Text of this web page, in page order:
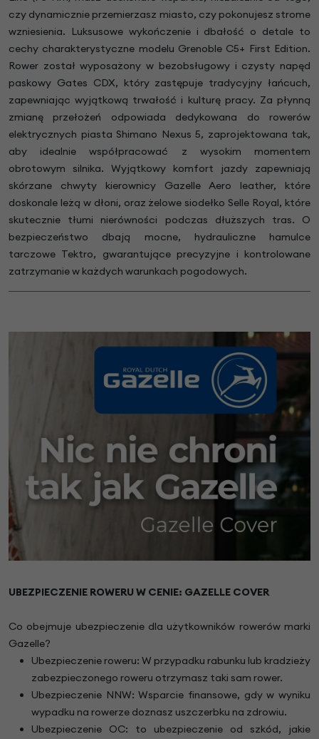
czy dynamicznie przemierzasz miasto, czy pokonujesz strome
wzniesienia. Luksusowe wykończenie i dbałość o detale to
cechy charakterystyczne modelu Grenoble C5+ First Edition.
Rower został wyposażony w bezobsługowy i czysty napęd
paskowy Gates CDX, który zastępuje tradycyjny łańcuch,
zapewniając wyjątkową trwałość i kulturę pracy. Za płynną
zmianę przełożeń odpowiada dedykowana do rowerów
elektrycznych piasta Shimano Nexus 5, zaprojektowana tak,
aby idealnie współpracować z wysokim momentem
obrotowym silnika. Wyjątkowy komfort jazdy zapewniają
skórzane chwyty kierownicy Gazelle Aero leather, które
doskonale leżą w dłoni, oraz żelowe siodełko Selle Royal, które
skutecznie tłumi nierówności podczas dłuższych tras. O
bezpieczeństwo dbają mocne, hydrauliczne hamulce
tarczowe Tektro, gwarantujące precyzyjne i kontrolowane
zatrzymanie w każdych warunkach pogodowych.
UBEZPIECZENIE ROWERU W CENIE: GAZELLE COVER
Co obejmuje ubezpieczenie dla użytkowników rowerów marki
Gazelle?
Ubezpieczenie roweru: W przypadku rabunku lub kradzieży
zabezpieczonego roweru otrzymasz taki sam rower.
Ubezpieczenie NNW: Wsparcie finansowe, gdy w wyniku
wypadku na rowerze doznasz uszczerbku na zdrowiu.
Ubezpieczenie OC: to ubezpieczenie od szkód, jakie